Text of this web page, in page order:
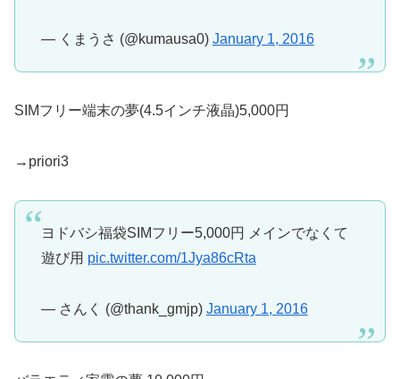
— くまうさ (@kumausa0) January 1, 2016
SIMフリー端末の夢(4.5インチ液晶)5,000円
→priori3
ヨドバシ福袋SIMフリー5,000円 メインでなくて
遊び用 pic.twitter.com/1Jya86cRta
— さんく (@thank_gmjp) January 1, 2016